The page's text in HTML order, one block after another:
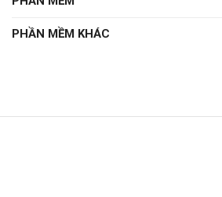
PHẦN MỀM KHÁC